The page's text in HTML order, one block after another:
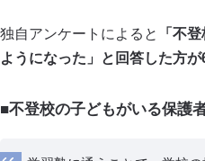
独自アンケートによると 「不
ようになった」と回答した方
■不登校の子どもがいる保護